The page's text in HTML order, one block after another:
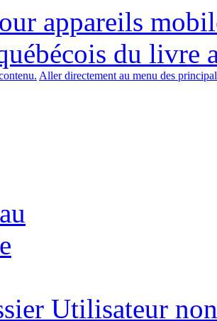
appareils
du livre
Aller directement au menu des
Utilisateur